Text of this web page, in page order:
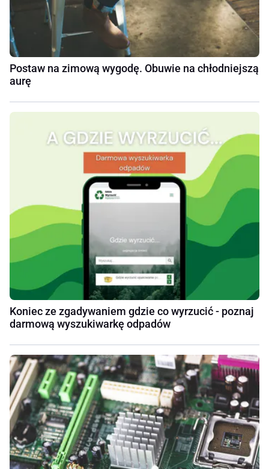
Postaw na zimową wygodę. Obuwie na chłodniejszą
aurę
Koniec ze zgadywaniem gdzie co wyrzucić - poznaj
darmową wyszukiwarkę odpadów